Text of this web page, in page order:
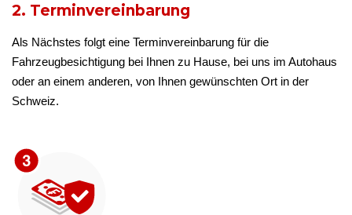
2. Terminvereinbarung
Als Nächstes folgt eine Terminvereinbarung für die
Fahrzeugbesichtigung bei Ihnen zu Hause, bei uns im Autohaus
oder an einem anderen, von Ihnen gewünschten Ort in der
Schweiz.